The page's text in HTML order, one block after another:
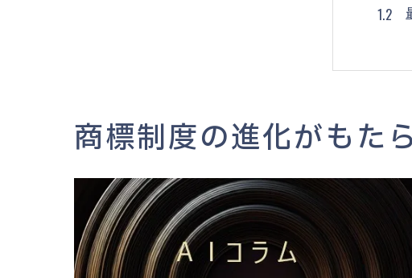
グロ
商標制度の進化がもた